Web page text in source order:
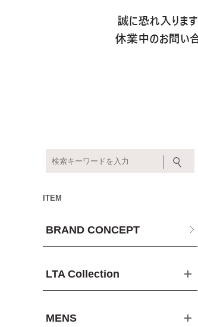
ITEM
BRAND CONCEPT
LTA Collection
MENS